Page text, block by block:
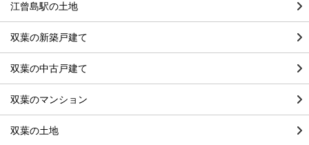
江曾島駅の土地
双葉の新築戸建て
双葉の中古戸建て
双葉のマンション
双葉の土地